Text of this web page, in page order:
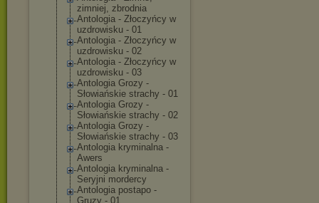
zimniej, zbrodnia
Antologia - Złoczyńcy w
uzdrowisku - 01
Antologia - Złoczyńcy w
uzdrowisku - 02
Antologia - Złoczyńcy w
uzdrowisku - 03
Antologia Grozy -
Słowiańskie strachy - 01
Antologia Grozy -
Słowiańskie strachy - 02
Antologia Grozy -
Słowiańskie strachy - 03
Antologia kryminalna -
Awers
Antologia kryminalna -
Seryjni mordercy
Antologia postapo -
Gruzy - 01